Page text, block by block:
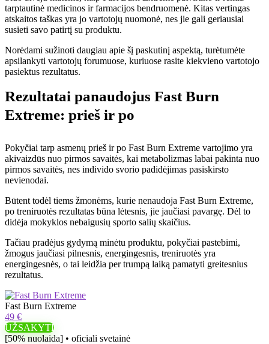
tarptautinė medicinos ir farmacijos bendruomenė. Kitas vertingas
atskaitos taškas yra jo vartotojų nuomonė, nes jie gali geriausiai
susieti savo patirtį su produktu.
Norėdami sužinoti daugiau apie šį paskutinį aspektą, turėtumėte
apsilankyti vartotojų forumuose, kuriuose rasite kiekvieno vartotojo
pasiektus rezultatus.
Rezultatai panaudojus Fast Burn
Extreme: prieš ir po
Pokyčiai tarp asmenų prieš ir po Fast Burn Extreme vartojimo yra
akivaizdūs nuo pirmos savaitės, kai metabolizmas labai pakinta nuo
pirmos savaitės, nes individo svorio padidėjimas pasiskirsto
nevienodai.
Būtent todėl tiems žmonėms, kurie nenaudoja Fast Burn Extreme,
po treniruotės rezultatas būna lėtesnis, jie jaučiasi pavargę. Dėl to
didėja mokyklos nebaigusių sporto salių skaičius.
Tačiau pradėjus gydymą minėtu produktu, pokyčiai pastebimi,
žmogus jaučiasi pilnesnis, energingesnis, treniruotės yra
energingesnės, o tai leidžia per trumpą laiką pamatyti greitesnius
rezultatus.
Fast Burn Extreme
49 €
UŽSAKYTI
[50% nuolaida] • oficiali svetainė